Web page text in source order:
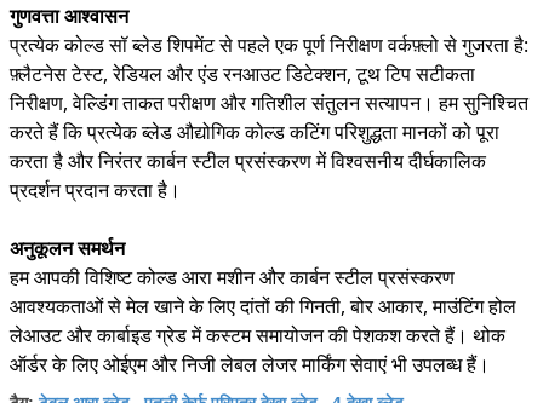
गुणवत्ता आश्वासन
प्रत्येक कोल्ड सॉ ब्लेड शिपमेंट से पहले एक पूर्ण निरीक्षण वर्कफ़्लो से गुजरता है:
फ़्लैटनेस टेस्ट, रेडियल और एंड रनआउट डिटेक्शन, टूथ टिप सटीकता
निरीक्षण, वेल्डिंग ताकत परीक्षण और गतिशील संतुलन सत्यापन। हम सुनिश्चित
करते हैं कि प्रत्येक ब्लेड औद्योगिक कोल्ड कटिंग परिशुद्धता मानकों को पूरा
करता है और निरंतर कार्बन स्टील प्रसंस्करण में विश्वसनीय दीर्घकालिक
प्रदर्शन प्रदान करता है।
अनुकूलन समर्थन
हम आपकी विशिष्ट कोल्ड आरा मशीन और कार्बन स्टील प्रसंस्करण
आवश्यकताओं से मेल खाने के लिए दांतों की गिनती, बोर आकार, माउंटिंग होल
लेआउट और कार्बाइड ग्रेड में कस्टम समायोजन की पेशकश करते हैं। थोक
ऑर्डर के लिए ओईएम और निजी लेबल लेजर मार्किंग सेवाएं भी उपलब्ध हैं।